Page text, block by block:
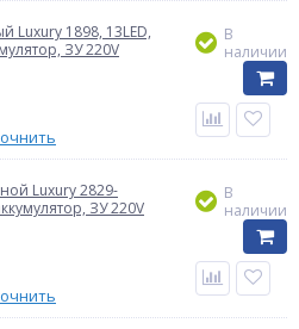
Luxury 1898, 13LED,
ЗУ 220V
В
наличии
Luxury 2829-
ЗУ 220V
В
наличии